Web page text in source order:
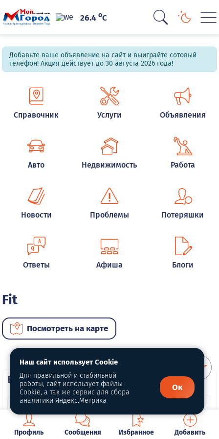
26.4oC
Добавьте ваше объявление на сайт и выиграйте сотовый
телефон! Акция действует до 30 августа 2026 года!
Справочник Услуги Объявления
Авто Недвижимость Работа
Новости Проблемы Потеряшки
Ответы Афиша Блоги
Fit
Посмотреть на карте
ВИП автомобили
Профиль Сообщения Избранное Добавить
Наш сайт использует Cookie
Для правильной и стабильной
работы, сайт использует файлы
Cookie, а так же сервис для сбора
аналитики Яндекс.Метрика
Ок